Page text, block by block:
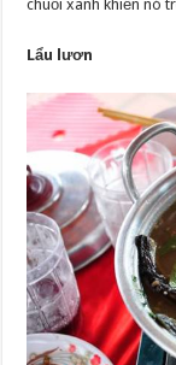
chuối xanh khiến nó
Lẩu lươn